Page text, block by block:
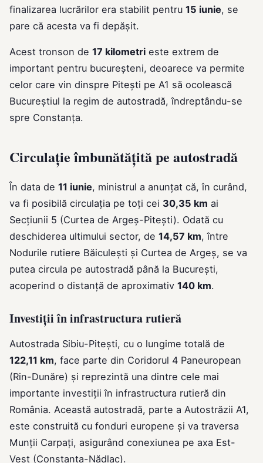
finalizarea lucrărilor era stabilit pentru 15 iunie, se
pare că acesta va fi depășit.
Acest tronson de 17 kilometri este extrem de
important pentru bucureșteni, deoarece va permite
celor care vin dinspre Pitești pe A1 să ocolească
Bucureștiul la regim de autostradă, îndreptându-se
spre Constanța.
Circulație îmbunătățită pe autostradă
În data de 11 iunie, ministrul a anunțat că, în curând,
va fi posibilă circulația pe toți cei 30,35 km ai
Secțiunii 5 (Curtea de Argeș-Pitești). Odată cu
deschiderea ultimului sector, de 14,57 km, între
Nodurile rutiere Băiculești și Curtea de Argeș, se va
putea circula pe autostradă până la București,
acoperind o distanță de aproximativ 140 km.
Investiții în infrastructura rutieră
Autostrada Sibiu-Pitești, cu o lungime totală de
122,11 km, face parte din Coridorul 4 Paneuropean
(Rin-Dunăre) și reprezintă una dintre cele mai
importante investiții în infrastructura rutieră din
România. Această autostradă, parte a Autostrăzii A1,
este construită cu fonduri europene și va traversa
Munții Carpați, asigurând conexiunea pe axa Est-
Vest (Constanța-Nădlac).